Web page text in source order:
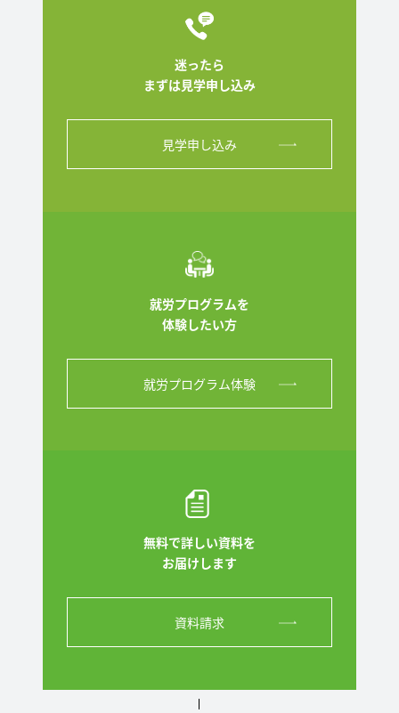
迷ったら
まずは見学申し込み
見学申し込み
就労プログラムを
体験したい方
就労プログラム体験
無料で詳しい資料を
お届けします
資料請求